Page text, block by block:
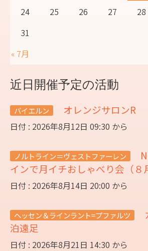
24
25 26 27 28
31
« 7月
近日開催予定の活動
バイエルン オレンジサロンR
日付 : 2026年8月12日 09:30 から
ノルトライン＝ヴェストファーレン
インで月イチおしゃべり会（８
日付 : 2026年8月14日 20:00 から
ヘッセン＆ラインラント=プファルツ
泊遠足
日付 : 2026年8月21日 14:30 から